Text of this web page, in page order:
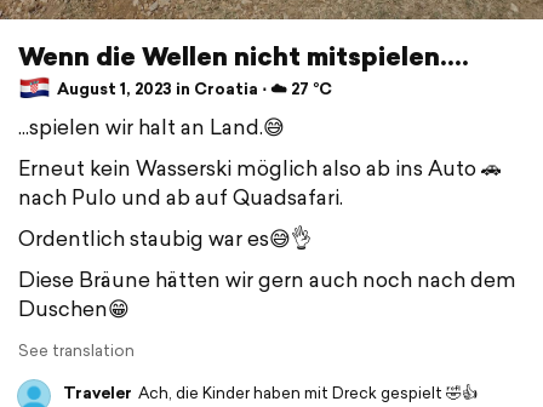
Wenn die Wellen nicht mitspielen....
August 1, 2023 in Croatia ⋅ ☁️ 27 °C
...spielen wir halt an Land.😅
Erneut kein Wasserski möglich also ab ins Auto 🚗
nach Pulo und ab auf Quadsafari.
Ordentlich staubig war es😅👌
Diese Bräune hätten wir gern auch noch nach dem
Duschen😁
See translation
Traveler Ach, die Kinder haben mit Dreck gespielt 🤣👍